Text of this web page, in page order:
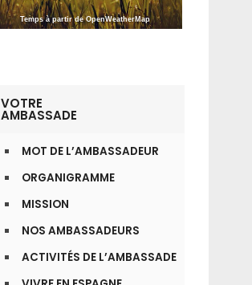
Temps à partir de OpenWeatherMap
VOTRE
AMBASSADE
MOT DE L’AMBASSADEUR
ORGANIGRAMME
MISSION
NOS AMBASSADEURS
ACTIVITÉS DE L’AMBASSADE